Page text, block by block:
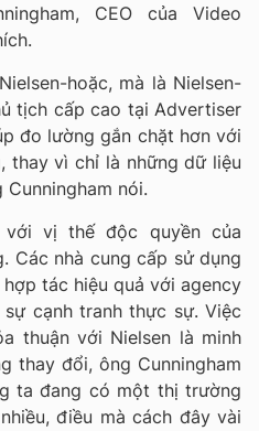
CEO của Video
hoặc, mà là Nielsen-
tịch cấp cao tại Advertiser
đo lường gắn chặt hơn với
thay vì chỉ là những dữ liệu
Cunningham nói.
vị thế độc quyền của
Các nhà cung cấp sử dụng
tác hiệu quả với agency
cạnh tranh thực sự. Việc
thuận với Nielsen là minh
thay đổi, ông Cunningham
ta đang có một thị trường
điều mà cách đây vài